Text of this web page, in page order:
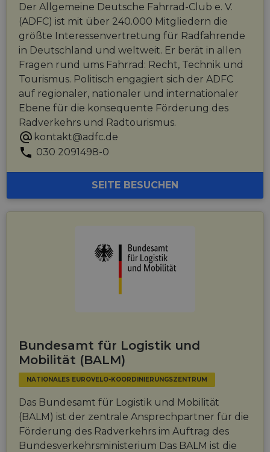
Der Allgemeine Deutsche Fahrrad-Club e. V.
(ADFC) ist mit über 240.000 Mitgliedern die
größte Interessenvertretung für Radfahrende
in Deutschland und weltweit. Er berät in allen
Fragen rund ums Fahrrad: Recht, Technik und
Tourismus. Politisch engagiert sich der ADFC
auf regionaler, nationaler und internationaler
Ebene für die konsequente Förderung des
Radverkehrs und Radtourismus.
kontakt@adfc.de
030 2091498-0
SEITE BESUCHEN
Bundesamt für Logistik und
Mobilität (BALM)
NATIONALES EUROVELO-KOORDINIERUNGSZENTRUM
Das Bundesamt für Logistik und Mobilität
(BALM) ist der zentrale Ansprechpartner für die
Förderung des Radverkehrs im Auftrag des
Bundesverkehrsministerium Das BALM ist die